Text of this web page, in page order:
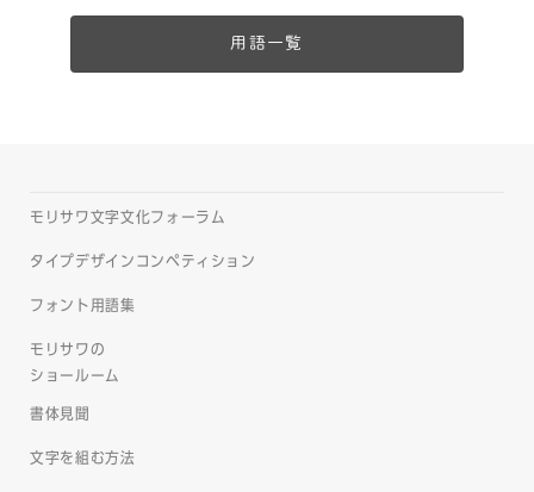
用語一覧
モリサワ文字文化フォーラム
タイプデザインコンペティション
フォント用語集
モリサワの
ショールーム
書体見聞
文字を組む方法